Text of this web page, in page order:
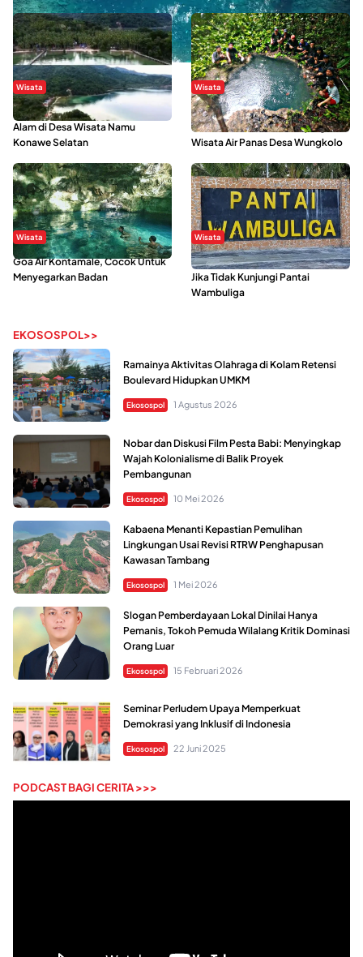
Wisata
Menikmati Suasana Keindahan
Alam di Desa Wisata Namu
Konawe Selatan
Wisata
Sering Menjadi Tempat Refreshing
Mahasiswa KKN, Yuk Kunjungi
Wisata Air Panas Desa Wungkolo
Wisata
Goa Air Kontamale, Cocok Untuk
Menyegarkan Badan
Wisata
Berkunjung Ke Wakatobi, Nyesal
Jika Tidak Kunjungi Pantai
Wambuliga
EKOSOSPOL>>
Ramainya Aktivitas Olahraga di Kolam Retensi
Boulevard Hidupkan UMKM
Ekosospol 1 Agustus 2026
Nobar dan Diskusi Film Pesta Babi: Menyingkap
Wajah Kolonialisme di Balik Proyek
Pembangunan
Ekosospol 10 Mei 2026
Kabaena Menanti Kepastian Pemulihan
Lingkungan Usai Revisi RTRW Penghapusan
Kawasan Tambang
Ekosospol 1 Mei 2026
Slogan Pemberdayaan Lokal Dinilai Hanya
Pemanis, Tokoh Pemuda Wilalang Kritik Dominasi
Orang Luar
Ekosospol 15 Februari 2026
Seminar Perludem Upaya Memperkuat
Demokrasi yang Inklusif di Indonesia
Ekosospol 22 Juni 2025
PODCAST BAGI CERITA >>>